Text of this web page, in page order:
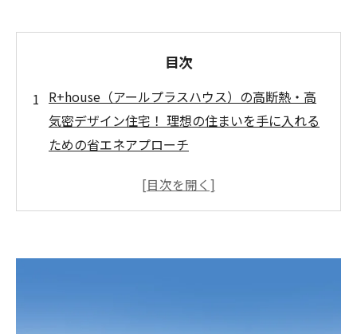
目次
R+house（アールプラスハウス）の高断熱・高
気密デザイン住宅！ 理想の住まいを手に入れる
ための省エネアプローチ
R+house（アールプラスハウス）の省エネ性能